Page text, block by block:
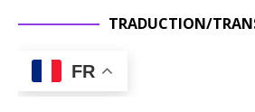
TRADUCTION/
FR